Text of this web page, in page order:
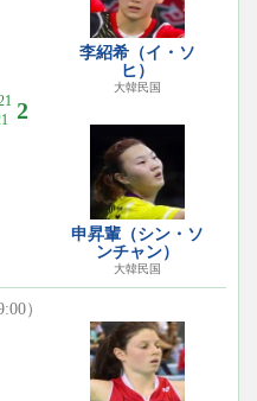
2
李紹希（イ・ソ
ヒ）
大韓民国
申昇輩（シン・ソ
ンチャン）
大韓民国
）